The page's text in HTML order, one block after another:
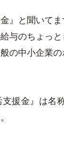
』と聞いて
与のちょっ
の中小企業
支援金』は